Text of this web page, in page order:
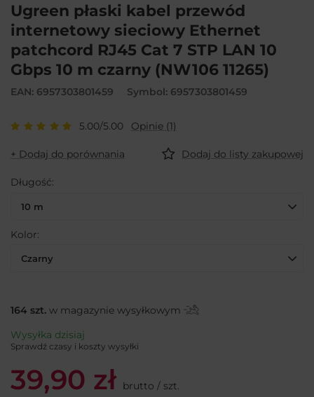
Ugreen płaski kabel przewód
internetowy sieciowy Ethernet
patchcord RJ45 Cat 7 STP LAN 10
Gbps 10 m czarny (NW106 11265)
EAN: 6957303801459 Symbol: 6957303801459
5.00/5.00 Opinie (1)
+ Dodaj do porównania Dodaj do listy zakupowej
Długość
10 m
Kolor
Czarny
164 szt. w magazynie wysyłkowym
Wysyłka dzisiaj
Sprawdź czasy i koszty wysyłki
39,90 zł brutto / szt.